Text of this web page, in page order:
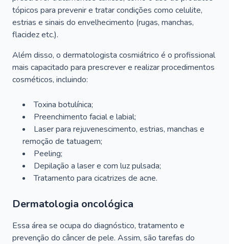
tópicos para prevenir e tratar condições como celulite,
estrias e sinais do envelhecimento (rugas, manchas,
flacidez etc.).
Além disso, o dermatologista cosmiátrico é o profissional
mais capacitado para prescrever e realizar procedimentos
cosméticos, incluindo:
Toxina botulínica;
Preenchimento facial e labial;
Laser para rejuvenescimento, estrias, manchas e
remoção de tatuagem;
Peeling;
Depilação a laser e com luz pulsada;
Tratamento para cicatrizes de acne.
Dermatologia oncológica
Essa área se ocupa do diagnóstico, tratamento e
prevenção do câncer de pele. Assim, são tarefas do